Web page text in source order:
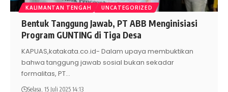
KALIMANTAN TENGAH UNCATEGORIZED
Bentuk Tanggung Jawab, PT ABB Menginisiasi
Program GUNTING di Tiga Desa
KAPUAS,katakata.co.id- Dalam upaya membuktikan
bahwa tanggung jawab sosial bukan sekadar
formalitas, PT…
Selasa, 15 Juli 2025 14:13